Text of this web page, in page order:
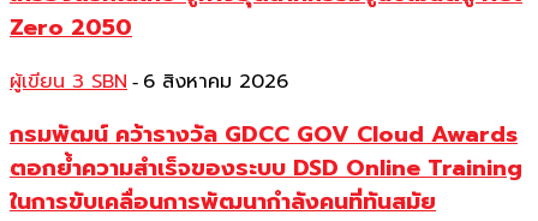
Zero 2050
ผู้เขียน 3 SBN - 6 สิงหาคม 2026
กรมพัฒน์ คว้ารางวัล GDCC GOV Cloud Awards
ตอกย้ำความสำเร็จของระบบ DSD Online Training
ในการขับเคลื่อนการพัฒนากำลังคนที่ทันสมัย